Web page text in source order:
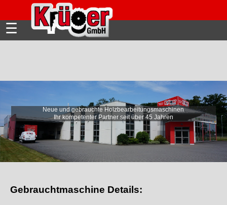
☰
Neue und gebrauchte Holzbearbeitungsmaschinen
Ihr kompetenter Partner seit über 45 Jahren
Wir beraten mit passenden
Automatisierungslösungen!
Gebrauchtmaschine Details: